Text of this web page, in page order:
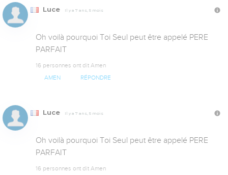
Luce Il y a 7 ans, 5 mois
Oh voilà pourquoi Toi Seul peut être appelé PERE
PARFAIT
16 personnes ont dit Amen
AMEN RÉPONDRE
Luce Il y a 7 ans, 5 mois
Oh voilà pourquoi Toi Seul peut être appelé PERE
PARFAIT
16 personnes ont dit Amen